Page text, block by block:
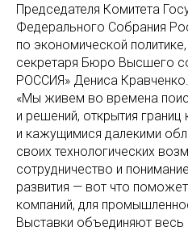
Председателя Комитета
Федерального Собрания
по экономической
секретаря Бюро Высшего
РОССИЯ» Дениса Кравченко.
«Мы живем во времена
и решений, открытия
и кажущимися далекими
своих технологических
сотрудничество и
развития — вот что
компаний, для
Выставки объединяют весь